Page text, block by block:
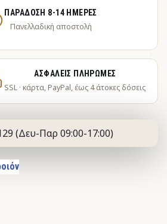
ΠΑΡΆΔΟΣΗ 8-14 ΗΜΈΡΕΣ
Πανελλαδική αποστολή
ΑΣΦΑΛΕΊΣ ΠΛΗΡΩΜΈΣ
SSL · κάρτα, PayPal, έως 4 άτοκες δόσεις
(Δευ-Παρ 09:00-17:00)